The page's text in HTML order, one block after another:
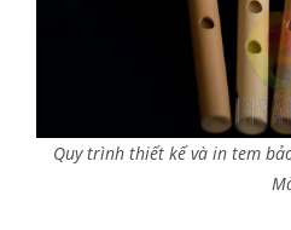
Quy trình thiết kế và in tem